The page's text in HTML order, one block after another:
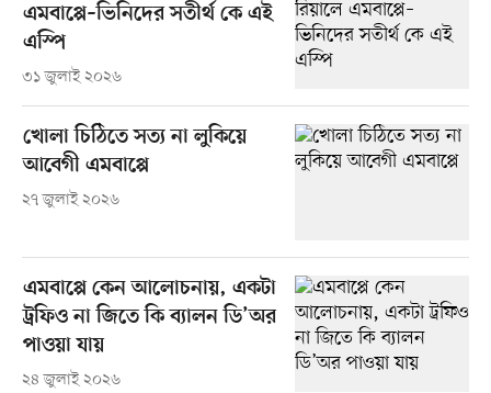
এমবাপ্পে–ভিনিদের সতীর্থ কে এই
এস্পি
৩১ জুলাই ২০২৬
খোলা চিঠিতে সত্য না লুকিয়ে
আবেগী এমবাপ্পে
২৭ জুলাই ২০২৬
এমবাপ্পে কেন আলোচনায়, একটা
ট্রফিও না জিতে কি ব্যালন ডি’অর
পাওয়া যায়
২৪ জুলাই ২০২৬